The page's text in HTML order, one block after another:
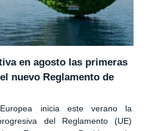
en agosto las primeras
nuevo Reglamento de
inicia este verano la
del Reglamento (UE)